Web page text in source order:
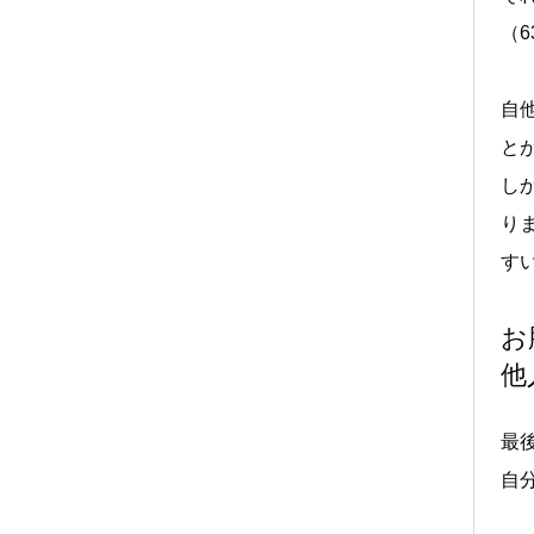
（
自
と
し
り
す
お
他
最
自